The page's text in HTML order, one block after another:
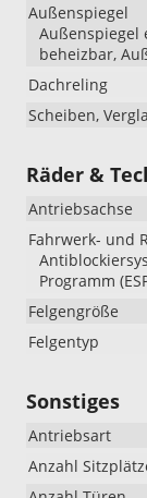
Außenspiegel
Außenspiegel
beheizbar,
Dachreling
Scheiben,
Räder &
Antriebsachse
Fahrwerk- und
Programm
Felgengröße
Felgentyp
Sonstiges
Antriebsart
Anzahl